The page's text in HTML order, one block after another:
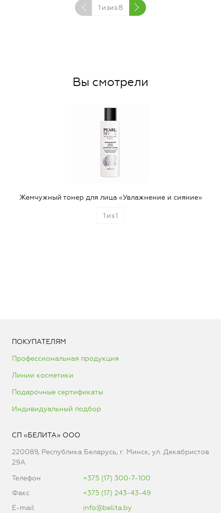
1 изиз8
Вы смотрели
Жемчужный тонер для лица «Увлажнение и сияние»
1 из1
ПОКУПАТЕЛЯМ
Профессиональная продукция
Линии косметики
Подарочные сертификаты
Индивидуальный подбор
СП «БЕЛИТА» ООО
220089, Республика Беларусь, г. Минск, ул. Декабристов
29А
Телефон
+375 (17) 300-7-100
Факс
+375 (17) 243-43-49
E-mail
info@belita.by